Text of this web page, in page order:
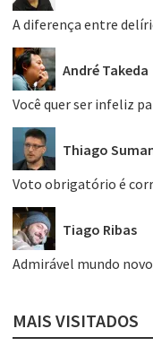
A diferença entre
André Takeda
Você quer ser infeliz
Thiago
Voto obrigatório é
Tiago Ribas
Admirável mundo
MAIS VISITADOS